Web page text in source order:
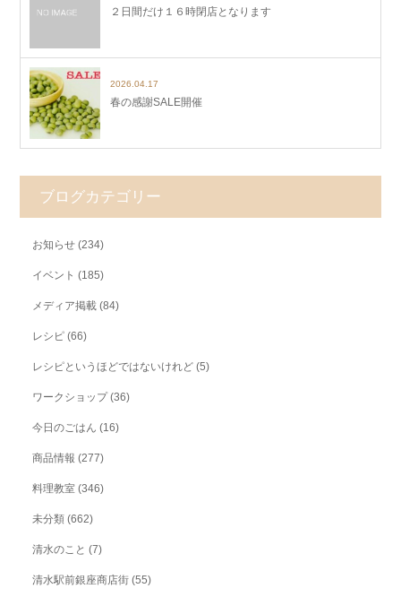
２日間だけ１６時閉店となります
2026.04.17
春の感謝SALE開催
ブログカテゴリー
お知らせ (234)
イベント (185)
メディア掲載 (84)
レシピ (66)
レシピというほどではないけれど (5)
ワークショップ(36)
今日のごはん (16)
商品情報 (277)
料理教室 (346)
未分類 (662)
清水のこと (7)
清水駅前銀座商店街 (55)